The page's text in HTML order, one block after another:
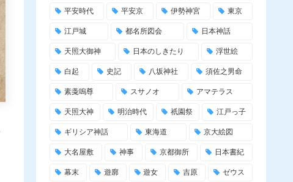
平安時代 平安京 伊勢神宮 東京
江戸城 都名所図会 日本神話
天照大御神 日本のしきたり 浮世絵
白起 史記 八坂神社 須佐之男命
素戔嗚尊 スサノオ アマテラス
天照大神 明治時代 祇園祭 江戸っ子
ギリシア神話 東海道 京大絵図
大名屋敷 神事 京都御所 日本書紀
幕末 遊廓 遊女 吉原 ゼウス